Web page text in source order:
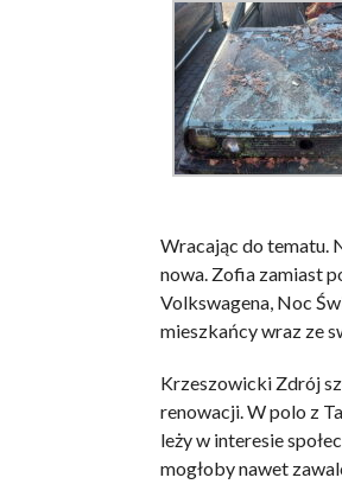
Wracając do tematu.
nowa. Zofia zamiast
Volkswagena, Noc
mieszkańcy wraz ze
Krzeszowicki Zdrój
renowacji. W polo z
leży w interesie
mogłoby nawet